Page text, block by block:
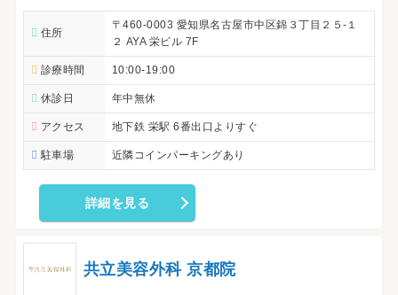
住所
〒460-0003 愛知県名古屋市中区錦３丁目２５-１
２ AYA 栄ビル 7F
診療時間 10:00-19:00
休診日 年中無休
アクセス 地下鉄 栄駅 6番出口よりすぐ
駐車場 近隣コインパーキングあり
詳細を見る
共立美容外科 京都院